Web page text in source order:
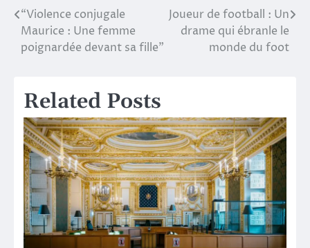
Post
navigation
“Violence conjugale
Maurice : Une femme
poignardée devant sa fille”
Joueur de football : Un
drame qui ébranle le
monde du foot
Related Posts